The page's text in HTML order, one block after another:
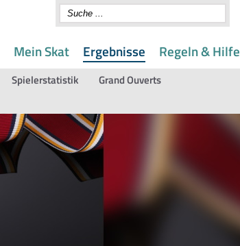
Mein Skat Ergebnisse
Spielerstatistik
Grand Ouverts
Regeln & Hilfe